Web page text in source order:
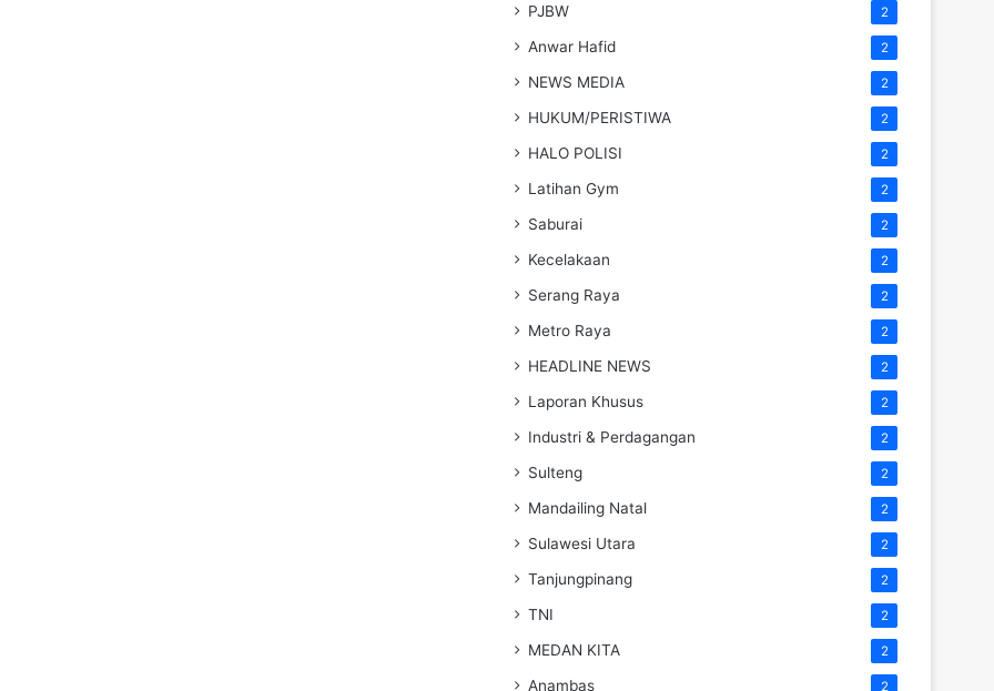
PJBW 2
Anwar Hafid 2
NEWS MEDIA 2
HUKUM/PERISTIWA 2
HALO POLISI 2
Latihan Gym 2
Saburai 2
Kecelakaan 2
Serang Raya 2
Metro Raya 2
HEADLINE NEWS 2
Laporan Khusus 2
Industri & Perdagangan 2
Sulteng 2
Mandailing Natal 2
Sulawesi Utara 2
Tanjungpinang 2
TNI 2
MEDAN KITA 2
Anambas 2